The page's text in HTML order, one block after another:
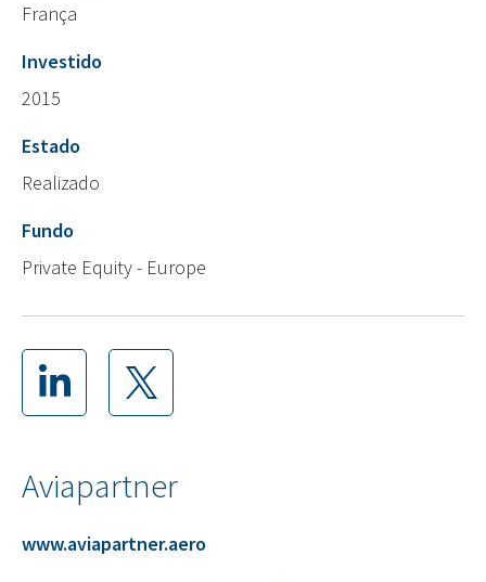
França
Investido
2015
Estado
Realizado
Fundo
Private Equity - Europe
Aviapartner
www.aviapartner.aero